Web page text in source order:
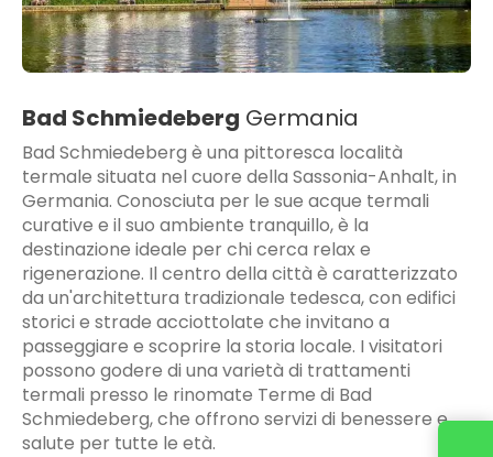
Bad Schmiedeberg Germania
Bad Schmiedeberg è una pittoresca località
termale situata nel cuore della Sassonia-Anhalt, in
Germania. Conosciuta per le sue acque termali
curative e il suo ambiente tranquillo, è la
destinazione ideale per chi cerca relax e
rigenerazione. Il centro della città è caratterizzato
da un'architettura tradizionale tedesca, con edifici
storici e strade acciottolate che invitano a
passeggiare e scoprire la storia locale. I visitatori
possono godere di una varietà di trattamenti
termali presso le rinomate Terme di Bad
Schmiedeberg, che offrono servizi di benessere e
salute per tutte le età.